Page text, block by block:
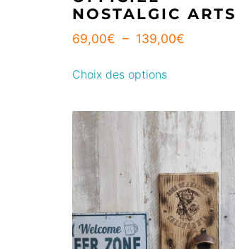
NOSTALGIC ARTS
69,00€ – 139,00€
Choix des options